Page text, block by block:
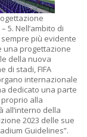
5. Nell’ambito di
più evidente
una progettazione
della nuova
di stadi, FIFA
internazionale
dedicato una parte
alla
all’interno della
2023 delle sue
Guidelines”.